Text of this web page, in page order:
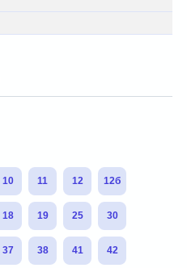
10 11 12 12б
18 19 25 30
37 38 41 42